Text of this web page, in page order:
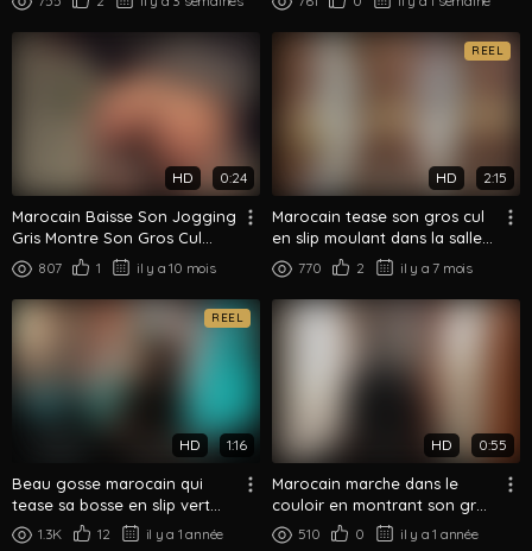
HD 0:24
Marocain Baisse Son Jogging
Gris Montre Son Gros Cul
Rond De Dos
807 1 il y a 10 mois
REEL
HD 2:15
Marocain tease son gros cul
en slip moulant dans la salle
de bain
770 2 il y a 7 mois
REEL
HD 1:16
Beau gosse marocain qui
tease sa bosse en slip vert
Calvin Klein — Gros plan
1.3K 12 il y a 1 année
HD 0:55
Marocain marche dans le
couloir en montrant son gros
cul 510 0 il y a 1 année